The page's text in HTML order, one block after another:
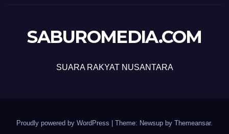
SABUROMEDIA.COM
SUARA RAKYAT NUSANTARA
Proudly powered by WordPress | Theme: Newsup by Themeansar.